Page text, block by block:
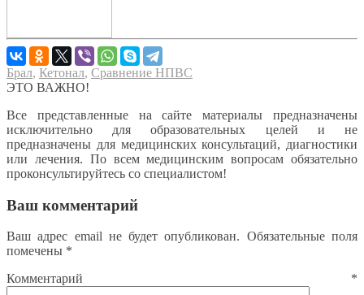
Брал, Кетонал, Сравнение НПВС
ЭТО ВАЖНО!
Все представленные на сайте материалы предназначены
исключительно для образовательных целей и не
предназначены для медицинских консультаций, диагностики
или лечения. По всем медицинским вопросам обязательно
проконсультируйтесь со специалистом!
Ваш комментарий
Ваш адрес email не будет опубликован. Обязательные поля
помечены *
Комментарий *